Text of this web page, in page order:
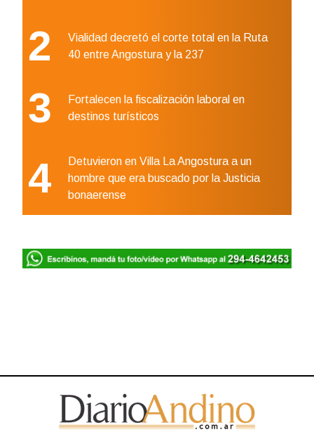
2
Vialidad decretó el corte total en la Ruta
40 entre Angostura y la 237
3
Fortalecen la fiscalización laboral en
destinos turísticos
4
Detuvieron en Villa La Angostura a un
hombre que era buscado por la Justicia
bonaerense